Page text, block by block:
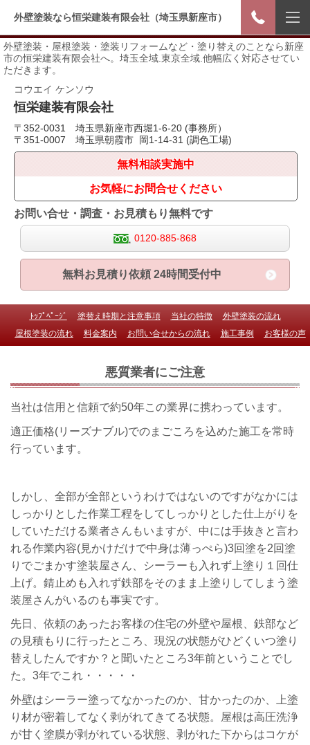
外壁塗装なら恒栄建装有限会社（埼玉県新座市）
外壁塗装・屋根塗装・塗装リフォームなど・塗り替えのことなら新座
市の恒栄建装有限会社へ。埼玉全域.東京全域.他幅広く対応させてい
ただきます。
コウエイ ケンソウ
恒栄建装有限会社
〒352-0031 埼玉県新座市西堀1-6-20 (事務所）
〒351-0007 埼玉県朝霞市 岡1-14-31 (調色工場)
無料相談実施中
お気軽にお問合せください
お問い合せ・調査・お見積もり無料です
0120-885-868
無料お見積り依頼 24時間受付中
ﾄｯﾌﾟﾍﾟｰｼﾞ 塗替え時期と注意事項 当社の特徴
外壁塗装の流れ
屋根塗装の流れ
料金案内 お問い合せからの流れ 施工事例 お客様の声
悪質業者にご注意
当社は信用と信頼で約50年この業界に携わっています。
適正価格(リーズナブル)でのまごころを込めた施工を常時
行っています。
しかし、全部が全部というわけではないのですがなかには
しっかりとした作業工程をしてしっかりとした仕上がりを
していただける業者さんもいますが、中には手抜きと言わ
れる作業内容(見かけだけで中身は薄っぺら)3回塗を2回塗
りでごまかす塗装屋さん、シーラーも入れず上塗り１回仕
上げ。錆止めも入れず鉄部をそのまま上塗りしてしまう塗
装屋さんがいるのも事実です。
先日、依頼のあったお客様の住宅の外壁や屋根、鉄部など
の見積もりに行ったところ、現況の状態がひどくいつ塗り
替えしたんですか？と聞いたところ3年前ということでし
た。3年でこれ・・・・・
外壁はシーラー塗ってなかったのか、甘かったのか、上塗
り材が密着してなく剥がれてきてる状態。屋根は高圧洗浄
が甘く塗膜が剥がれている状態、剥がれた下からはコケが